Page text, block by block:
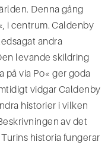
Denna gång
i cent­rum. Caldenby
andra
levande skildring
på via Po« ger goda
vidgar Caldenby
historier i vilken
av det
historia fun­gerar